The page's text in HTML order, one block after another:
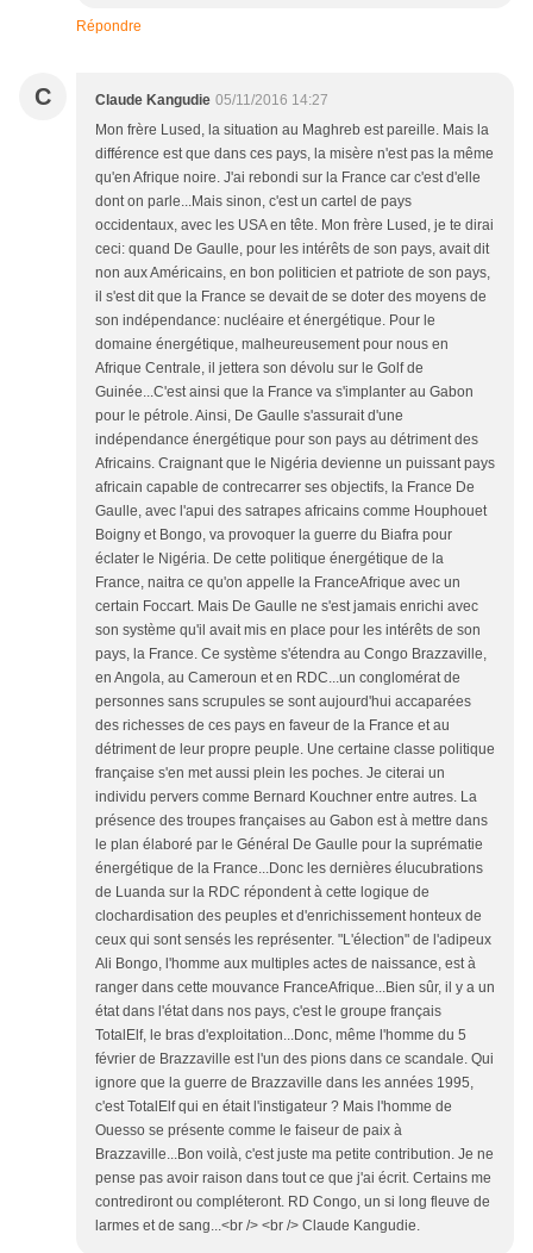
Répondre
C Claude Kangudie 05/11/2016 14:27
Mon frère Lused, la situation au Maghreb est pareille. Mais la
différence est que dans ces pays, la misère n'est pas la même
qu'en Afrique noire. J'ai rebondi sur la France car c'est d'elle
dont on parle...Mais sinon, c'est un cartel de pays
occidentaux, avec les USA en tête. Mon frère Lused, je te dirai
ceci: quand De Gaulle, pour les intérêts de son pays, avait dit
non aux Américains, en bon politicien et patriote de son pays,
il s'est dit que la France se devait de se doter des moyens de
son indépendance: nucléaire et énergétique. Pour le
domaine énergétique, malheureusement pour nous en
Afrique Centrale, il jettera son dévolu sur le Golf de
Guinée...C'est ainsi que la France va s'implanter au Gabon
pour le pétrole. Ainsi, De Gaulle s'assurait d'une
indépendance énergétique pour son pays au détriment des
Africains. Craignant que le Nigéria devienne un puissant pays
africain capable de contrecarrer ses objectifs, la France De
Gaulle, avec l'apui des satrapes africains comme Houphouet
Boigny et Bongo, va provoquer la guerre du Biafra pour
éclater le Nigéria. De cette politique énergétique de la
France, naitra ce qu'on appelle la FranceAfrique avec un
certain Foccart. Mais De Gaulle ne s'est jamais enrichi avec
son système qu'il avait mis en place pour les intérêts de son
pays, la France. Ce système s'étendra au Congo Brazzaville,
en Angola, au Cameroun et en RDC...un conglomérat de
personnes sans scrupules se sont aujourd'hui accaparées
des richesses de ces pays en faveur de la France et au
détriment de leur propre peuple. Une certaine classe politique
française s'en met aussi plein les poches. Je citerai un
individu pervers comme Bernard Kouchner entre autres. La
présence des troupes françaises au Gabon est à mettre dans
le plan élaboré par le Général De Gaulle pour la suprématie
énergétique de la France...Donc les dernières élucubrations
de Luanda sur la RDC répondent à cette logique de
clochardisation des peuples et d'enrichissement honteux de
ceux qui sont sensés les représenter. "L'élection" de l'adipeux
Ali Bongo, l'homme aux multiples actes de naissance, est à
ranger dans cette mouvance FranceAfrique...Bien sûr, il y a un
état dans l'état dans nos pays, c'est le groupe français
TotalElf, le bras d'exploitation...Donc, même l'homme du 5
février de Brazzaville est l'un des pions dans ce scandale. Qui
ignore que la guerre de Brazzaville dans les années 1995,
c'est TotalElf qui en était l'instigateur ? Mais l'homme de
Ouesso se présente comme le faiseur de paix à
Brazzaville...Bon voilà, c'est juste ma petite contribution. Je ne
pense pas avoir raison dans tout ce que j'ai écrit. Certains me
contrediront ou compléteront. RD Congo, un si long fleuve de
larmes et de sang...<br /> <br /> Claude Kangudie.